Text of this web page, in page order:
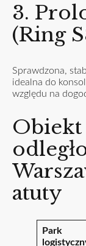
3.
(Ring
Sprawdzona,
idealna do
względu na
Obiekt
atuty
Park